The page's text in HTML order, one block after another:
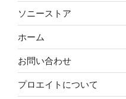
ソニーストア
ホーム
お問い合わせ
プロエイトについて